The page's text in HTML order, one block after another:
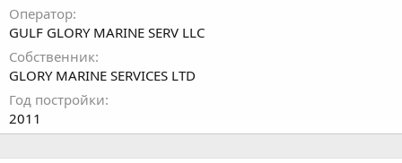
Оператор
GULF GLORY MARINE SERV LLC
Собственник
GLORY MARINE SERVICES LTD
Год постройки
2011